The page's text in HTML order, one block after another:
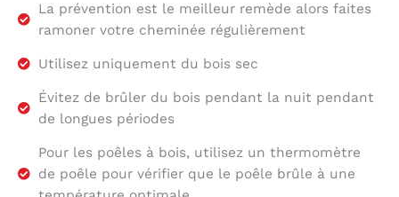
La prévention est le meilleur remède alors faites
ramoner votre cheminée régulièrement
Utilisez uniquement du bois sec
Évitez de brûler du bois pendant la nuit pendant
de longues périodes
Pour les poêles à bois, utilisez un thermomètre
de poêle pour vérifier que le poêle brûle à une